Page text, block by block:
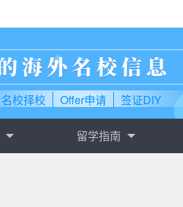
名校择校 Offer申请 签证DIY
留学指南